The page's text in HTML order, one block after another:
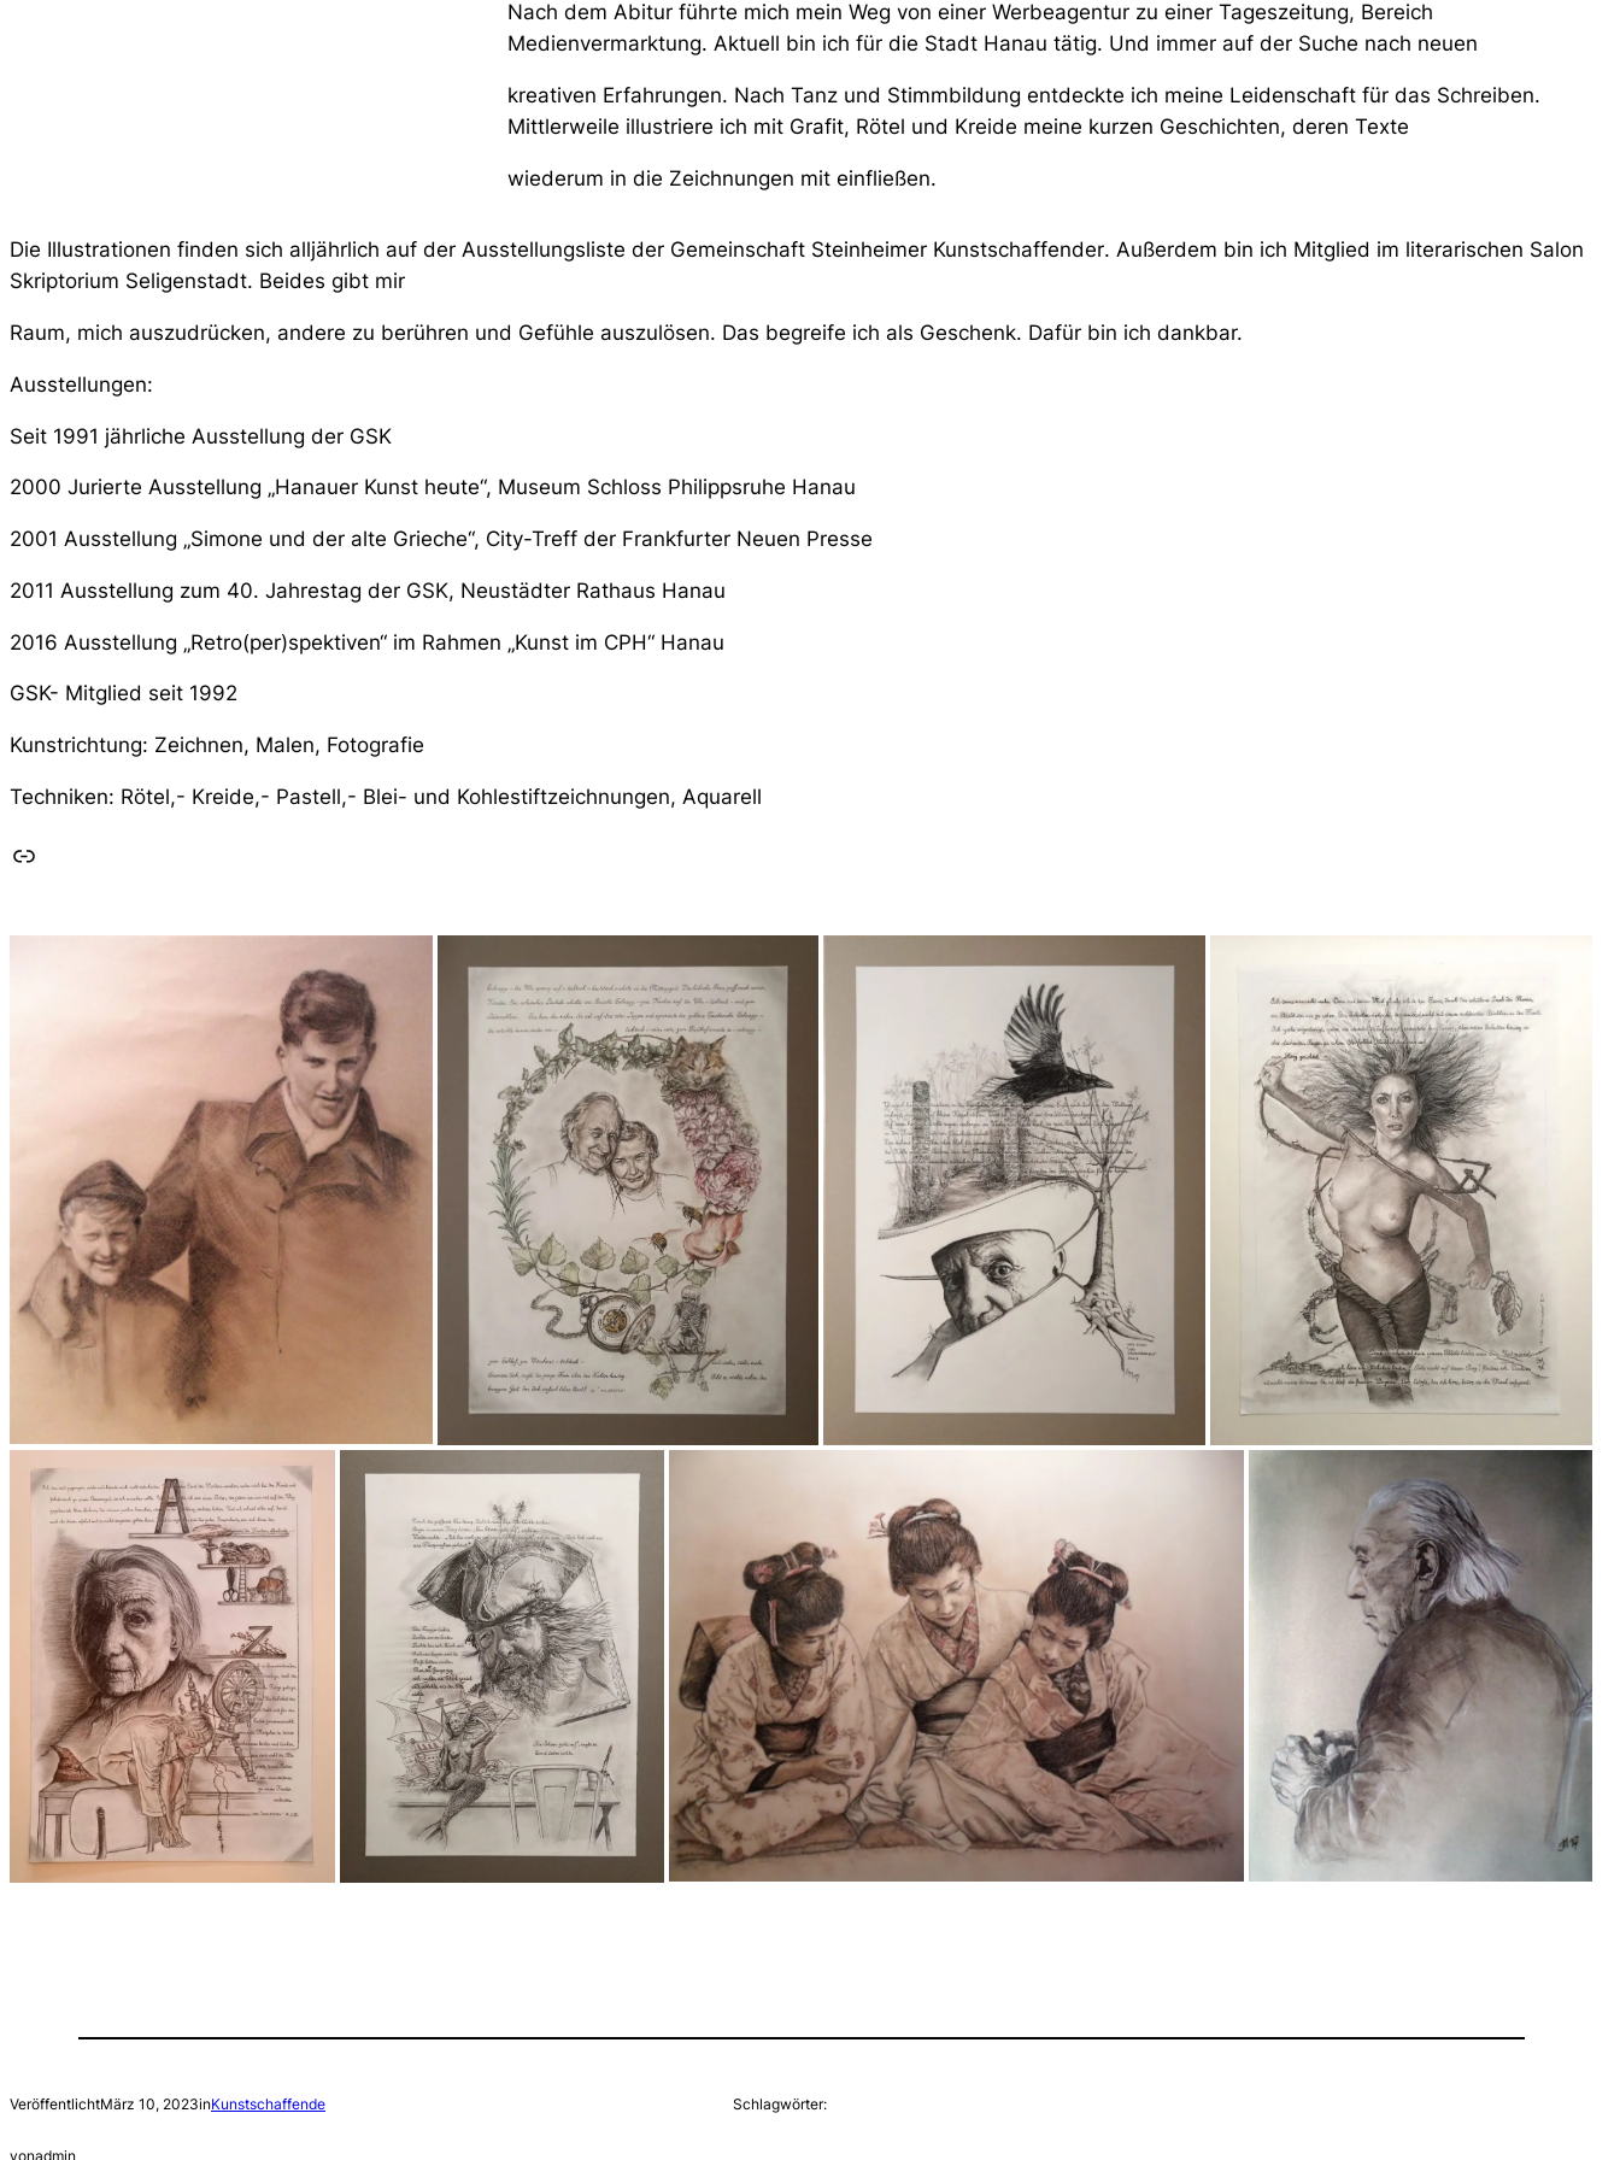
Nach dem Abitur führte mich mein Weg von einer Werbeagentur zu einer Tageszeitung, Bereich
Medienvermarktung. Aktuell bin ich für die Stadt Hanau tätig. Und immer auf der Suche nach neuen
kreativen Erfahrungen. Nach Tanz und Stimmbildung entdeckte ich meine Leidenschaft für das Schreiben.
Mittlerweile illustriere ich mit Grafit, Rötel und Kreide meine kurzen Geschichten, deren Texte
wiederum in die Zeichnungen mit einfließen.
Die Illustrationen finden sich alljährlich auf der Ausstellungsliste der Gemeinschaft Steinheimer Kunstschaffender. Außerdem bin ich Mitglied im literarischen Salon
Skriptorium Seligenstadt. Beides gibt mir
Raum, mich auszudrücken, andere zu berühren und Gefühle auszulösen. Das begreife ich als Geschenk. Dafür bin ich dankbar.
Ausstellungen:
Seit 1991 jährliche Ausstellung der GSK
2000 Jurierte Ausstellung „Hanauer Kunst heute“, Museum Schloss Philippsruhe Hanau
2001 Ausstellung „Simone und der alte Grieche“, City-Treff der Frankfurter Neuen Presse
2011 Ausstellung zum 40. Jahrestag der GSK, Neustädter Rathaus Hanau
2016 Ausstellung „Retro(per)spektiven“ im Rahmen „Kunst im CPH“ Hanau
GSK- Mitglied seit 1992
Kunstrichtung: Zeichnen, Malen, Fotografie
Techniken: Rötel,- Kreide,- Pastell,- Blei- und Kohlestiftzeichnungen, Aquarell
Link
VeröffentlichtMärz 10, 2023inKunstschaffende
vonadmin
Schlagwörter: